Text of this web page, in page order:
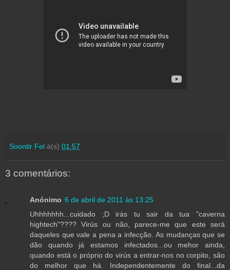
Soontir Fel à(s) 01:57
3 comentários:
Anónimo 6 de abril de 2011 às 13:25
Uhhhhhhh...cuidado ;D irás tu sair da tua "caverna
hightech"???? Virús ou não, parece-me que este será
daqueles que vale a pena a infecção. As mudanças que se
dão quando já estamos infectados...ou mehor ainda,
quando está o próprio do virús a entrar-nos no corpito, são
do melhor que há. Independentemente do final...da